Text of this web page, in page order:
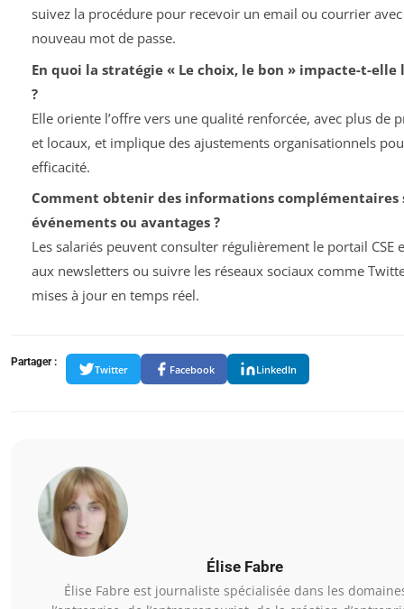
suivez la procédure pour recevoir un email ou courrier
nouveau mot de passe.
En quoi la stratégie « Le choix, le bon » impacte-t-elle
?
Elle oriente l’offre vers une qualité renforcée, avec plus de
et locaux, et implique des ajustements organisationnels
efficacité.
Comment obtenir des informations complémentaires
événements ou avantages ?
Les salariés peuvent consulter régulièrement le portail CSE
aux newsletters ou suivre les réseaux sociaux comme
mises à jour en temps réel.
Partager :
Twitter Facebook LinkedIn
Élise Fabre
Élise Fabre est journaliste spécialisée dans les